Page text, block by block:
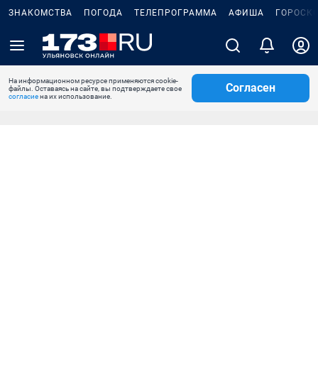
ЗНАКОМСТВА ПОГОДА ТЕЛЕПРОГРАММА АФИША
На информационном ресурсе применяются cookie-
файлы. Оставаясь на сайте, вы подтверждаете свое
согласиена их использование.
Согласен